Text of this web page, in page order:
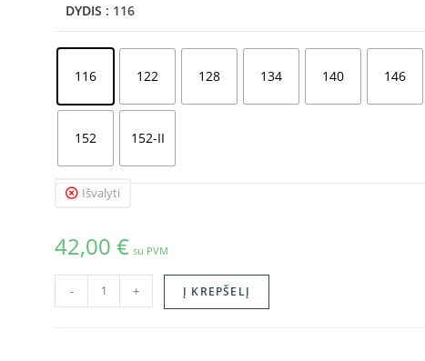
DYDIS : 116
116 122 128 134 140 146
152 152-II
Išvalyti
42,00 € su PVM
- + Į KREPŠELĮ